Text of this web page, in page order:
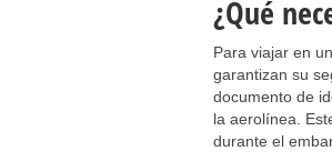
¿Qué
Para viajar en
garantizan su
documento de
la aerolínea.
durante el